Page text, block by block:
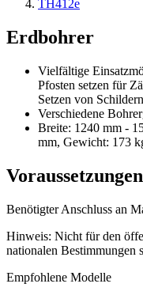
TH412e
Erdbohrer
Vielfältige
Pfosten setzen für
Setzen von Schildern
Verschiedene
Breite: 1240 mm -
mm, Gewicht: 173
Voraussetzungen
Benötigter Anschluss an
Hinweis: Nicht für den
nationalen Bestimmungen
Empfohlene Modelle